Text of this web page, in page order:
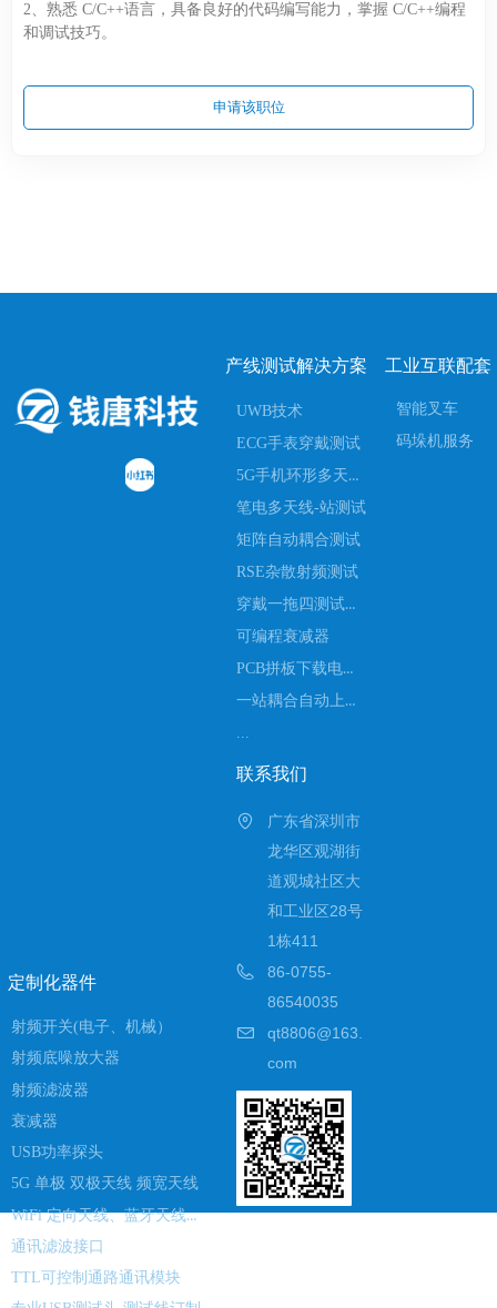
2、熟悉 C/C++语言，具备良好的代码编写能力，掌握 C/C++编程
和调试技巧。
申请该职位
联系我们
广东省深圳市
龙华区观湖街
道观城社区大
和工业区28号
1栋411
86-0755-
86540035
qt8806@163.
com
产线测试解决方案
UWB技术
ECG手表穿戴测试
5G手机环形多天线一站式测试
笔电多天线-站测试
矩阵自动耦合测试
RSE杂散射频测试
穿戴一拖四测试设备
可编程衰减器
PCB拼板下载电流扫码测试
一站耦合自动上下料测试
...
智能叉车
码垛机服务
工业互联配套
射频开关(电子、机械）
射频底噪放大器
射频滤波器
衰减器
USB功率探头
5G 单极 双极天线 频宽天线
WiFi 定向天线、蓝牙天线、UWB 天线、RSE 定向天线、毫米波天线
通讯滤波接口
TTL可控制通路通讯模块
定制化器件